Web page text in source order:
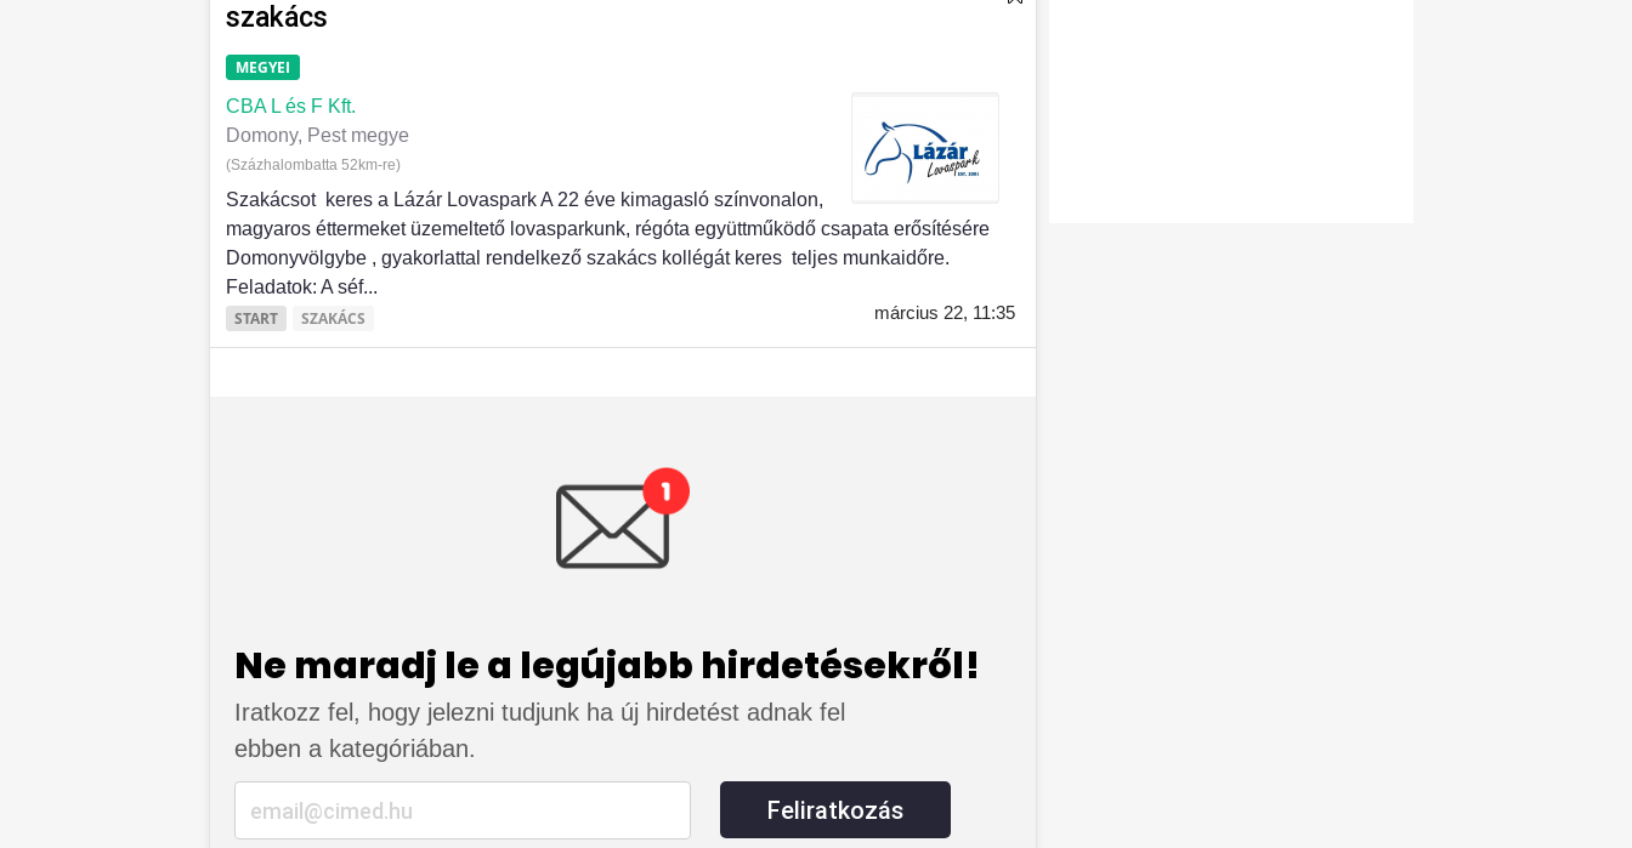
szakács
MEGYEI
CBA L és F Kft.
Domony, Pest megye
(Százhalombatta 52km-re)
Szakácsot keres a Lázár Lovaspark A 22 éve kimagasló színvonalon,
magyaros éttermeket üzemeltető lovasparkunk, régóta együttműködő csapata erősítésére
Domonyvölgybe , gyakorlattal rendelkező szakács kollégát keres teljes munkaidőre.
Feladatok: A séf...
START
SZAKÁCS március 22, 11:35
Ne maradj le a legújabb hirdetésekről!
Iratkozz fel, hogy jelezni tudjunk ha új hirdetést adnak fel
ebben a kategóriában.
Feliratkozás